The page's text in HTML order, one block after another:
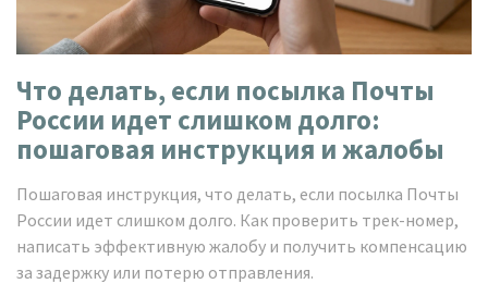
Что делать, если посылка Почты
России идет слишком долго:
пошаговая инструкция и жалобы
Пошаговая инструкция, что делать, если посылка Почты
России идет слишком долго. Как проверить трек-номер,
написать эффективную жалобу и получить компенсацию
за задержку или потерю отправления.